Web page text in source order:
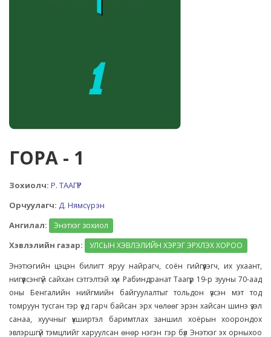
ГОРА - 1
Зохиолч: Р. ТААГҮР
Орчуулагч: Д. Нямсүрэн
Ангилал:
Энэтхэг зохиол
Хэвлэлийн газар:
УЛСЫН ХЭВЛЭЛИЙН ХЭРЭГ ЭРХЛЭХ ХОРОО
Энэтхэгийн цэцэн билигт яруу найрагч, соён гийгүүлэгч, их ухаант,
нигүүлсэнгүй сайхан сэтгэлтэй хүн Рабиндранат Таагүр 19-р зууны 70-аад
оны Бенгалийн нийгмийн байгуулалтыг тольдон үзсэн мэт тод
томруун тусган тэр үед гарч байсан эрх чөлөөг эрэн хайсан шинэ үзэл
санаа, хуучныг үхширтэл баримтлах заншил хоёрын хоорондох
эвлэршгүй тэмцлийг харуулсан өнөр нэгэн гэр бүл Энэтхэг эх орныхоо